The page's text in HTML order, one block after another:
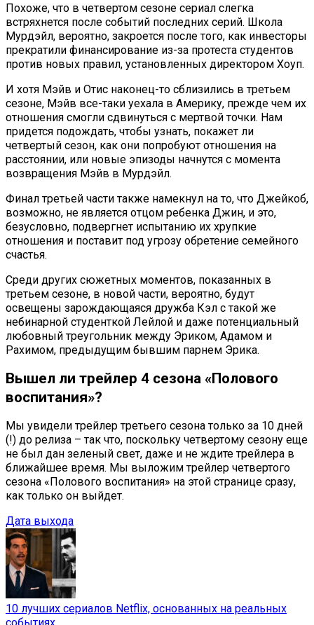
Похоже, что в четвертом сезоне сериал слегка
встряхнется после событий последних серий. Школа
Мурдэйл, вероятно, закроется после того, как инвесторы
прекратили финансирование из-за протеста студентов
против новых правил, установленных директором Хоуп.
И хотя Мэйв и Отис наконец-то сблизились в третьем
сезоне, Мэйв все-таки уехала в Америку, прежде чем их
отношения смогли сдвинуться с мертвой точки. Нам
придется подождать, чтобы узнать, покажет ли
четвертый сезон, как они попробуют отношения на
расстоянии, или новые эпизоды начнутся с момента
возвращения Мэйв в Мурдэйл.
Финал третьей части также намекнул на то, что Джейкоб,
возможно, не является отцом ребенка Джин, и это,
безусловно, подвергнет испытанию их хрупкие
отношения и поставит под угрозу обретение семейного
счастья.
Среди других сюжетных моментов, показанных в
третьем сезоне, в новой части, вероятно, будут
освещены зарождающаяся дружба Кэл с такой же
небинарной студенткой Лейлой и даже потенциальный
любовный треугольник между Эриком, Адамом и
Рахимом, предыдущим бывшим парнем Эрика.
Вышел ли трейлер 4 сезона «Полового
воспитания»?
Мы увидели трейлер третьего сезона только за 10 дней
(!) до релиза – так что, поскольку четвертому сезону еще
не был дан зеленый свет, даже и не ждите трейлера в
ближайшее время. Мы выложим трейлер четвертого
сезона «Полового воспитания» на этой странице сразу,
как только он выйдет.
Дата выхода
10 лучших сериалов Netflix, основанных на реальных